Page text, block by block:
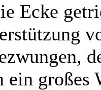
Ecke
ein